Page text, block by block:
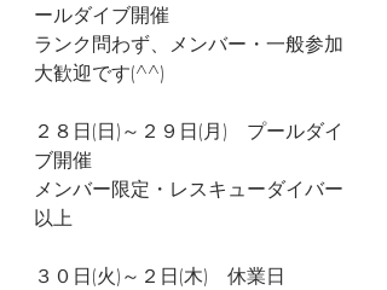
ールダイブ開催
ランク問わず、メンバー・一般参加
大歓迎です(^^)
２８日(日)～２９日(月)　プールダイ
ブ開催
メンバー限定・レスキューダイバー
以上
３０日(火)～２日(木)　休業日